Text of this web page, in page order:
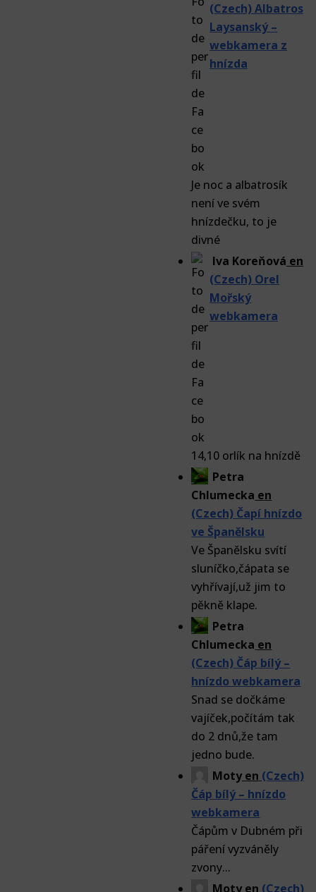
(Czech) Albatros
Laysanský –
webkamera z
hnízda
Je noc a albatrosík
není ve svém
hnízdečku, to je
divné
Iva Koreňová en
(Czech) Orel
Mořský
webkamera
14,10 orlík na hnízdě
Petra
Chlumecka en
(Czech) Čapí hnízdo
ve Španělsku
Ve Španělsku svítí
sluníčko,čápata se
vyhřívají,už jim to
pěkně klape.
Petra
Chlumecka en
(Czech) Čáp bílý –
hnízdo webkamera
Snad se dočkáme
vajíček,počítám tak
do 2 dnů,že tam
jedno bude.
Motyen (Czech)
Čáp bílý – hnízdo
webkamera
Čápům v Dubném při
páření vyzváněly
zvony...
Motyen (Czech)